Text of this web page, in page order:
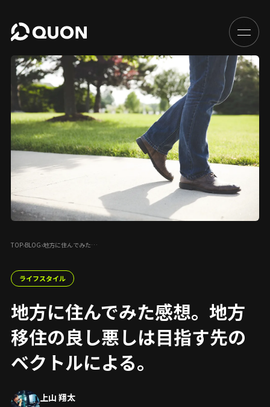
TOP›BLOG›地方に住んでみた…
ライフスタイル
地方に住んでみた感想。地方
移住の良し悪しは目指す先の
ベクトルによる。
上山 翔太